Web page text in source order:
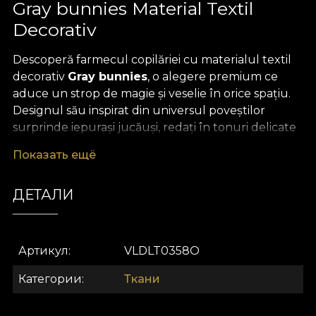
Gray bunnies Material Textil
Decorativ
Descoperă farmecul copilăriei cu materialul textil
decorativ Gray bunnies, o alegere premium ce
aduce un strop de magie și veselie în orice spațiu.
Designul său inspirat din universul poveștilor
surprinde iepurași jucăuși, redați în tonuri delicate
plină de optimism și creativitate. Motivele viu
adevărată sursă de inspirație atât pentru cei mici,
cât și pentru cei mari, aducând un plus de
Acestmaterial textil premiumimpresionează prin
versatilitatea sa remarcabilă. Poate fi folosit cu
succes pentru draperii vaporoase, huse de mobilier,
Показать ещё
ДЕТАЛИ
Артикул VLDLT0358O
Категории Ткани